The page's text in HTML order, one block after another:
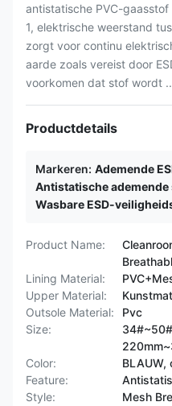
antistatische PVC-
1, elektrische weerstand
zorgt voor continu
aarde zoals vereist door
voorkomen dat stof wordt
Productdetails
Markeren: Ademende
Antistatische ademende
Wasbare ESD-
Product Name:
Lining Material:
Upper Material:
Outsole Material:
Pvc
Size:
Color:
BLAUW,
Feature:
Style:
Mesh